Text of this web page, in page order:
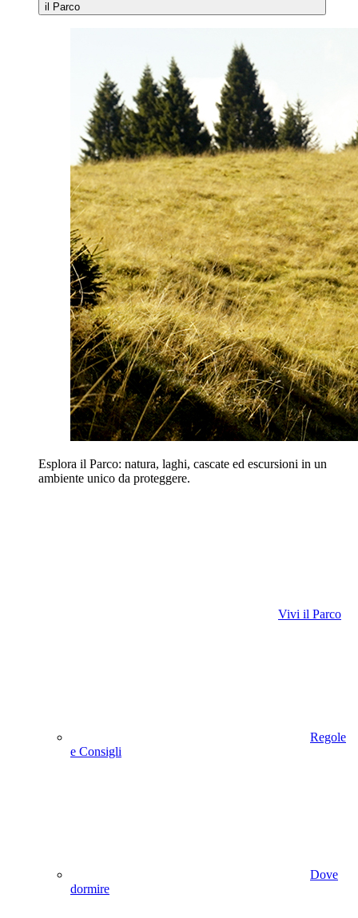
il Parco
Esplora il Parco: natura, laghi, cascate ed escursioni in un
ambiente unico da proteggere.
Vivi il Parco
Regole
e Consigli
Dove
dormire